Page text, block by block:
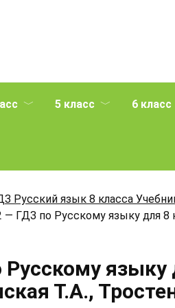
5 класс 6 класс
Русский язык 8 класса
— ГДЗ по Русскому языку для 8
языку
Т.А.,